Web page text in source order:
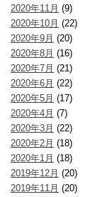
2020年11月 (9)
2020年10月 (22)
2020年9月 (20)
2020年8月 (16)
2020年7月 (21)
2020年6月 (22)
2020年5月 (17)
2020年4月 (7)
2020年3月 (22)
2020年2月 (18)
2020年1月 (18)
2019年12月 (20)
2019年11月 (20)